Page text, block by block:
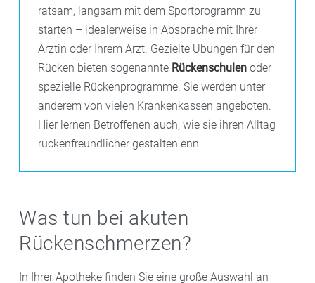
ratsam, langsam mit dem Sportprogramm zu
starten – idealerweise in Absprache mit Ihrer
Ärztin oder Ihrem Arzt. Gezielte Übungen für den
Rücken bieten sogenannte Rückenschulen oder
spezielle Rückenprogramme. Sie werden unter
anderem von vielen Krankenkassen angeboten.
Hier lernen Betroffenen auch, wie sie ihren Alltag
rückenfreundlicher gestalten.enn
Was tun bei akuten
Rückenschmerzen?
In Ihrer Apotheke finden Sie eine große Auswahl an